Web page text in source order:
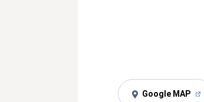
Google MAP